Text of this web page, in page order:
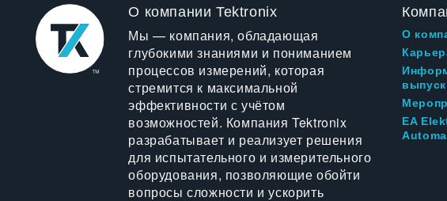
О компании Tektronix
Мы — компания, обладающая
глубокими знаниями и пониманием
процессов измерений, которая
стремится к максимальной
эффективности с учётом
возможностей. Компания Tektronix
разрабатывает и реализует решения
для испытательного и измерительного
оборудования, позволяющие обойти
вопросы сложности и ускорить
О
EA